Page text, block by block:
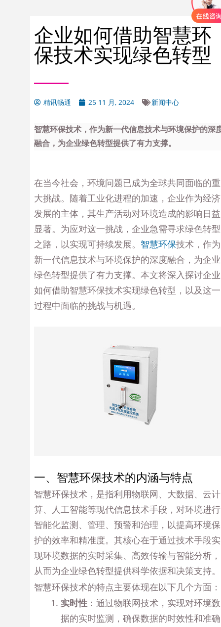
企业如何借助智慧环
保技术实现绿色转型
精讯畅通 25 11 月, 2024 新闻中心
智慧环保技术，作为新一代信息技术与环境保护的深
融合，为企业绿色转型提供了有力支撑。
在当今社会，环境问题已成为全球共同面临的重
大挑战。随着工业化进程的加速，企业作为经济
发展的主体，其生产活动对环境造成的影响日益
显著。为应对这一挑战，企业急需寻求绿色转型
之路，以实现可持续发展。 智慧环保技术，作为
新一代信息技术与环境保护的深度融合，为企业
绿色转型提供了有力支撑。本文将深入探讨企业
如何借助智慧环保技术实现绿色转型，以及这一
过程中面临的挑战与机遇。
一、智慧环保技术的内涵与特点
智慧环保技术，是指利用物联网、大数据、云计
算、人工智能等现代信息技术手段，对环境进行
智能化监测、管理、预警和治理，以提高环境保
护的效率和精准度。其核心在于通过技术手段实
现环境数据的实时采集、高效传输与智能分析，
从而为企业绿色转型提供科学依据和决策支持。
智慧环保技术的特点主要体现在以下几个方面：
实时性：通过物联网技术，实现对环境数
据的实时监测，确保数据的时效性和准确